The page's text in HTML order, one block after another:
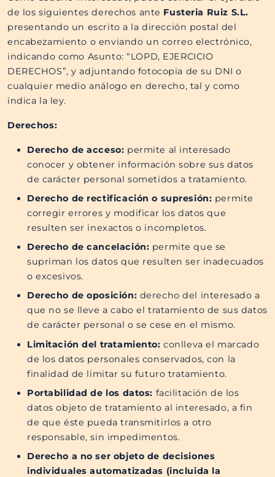
de los siguientes derechos ante Fusteria Ruiz S.L.​​
presentando un escrito a la dirección postal del
encabezamiento o enviando un correo electrónico,
indicando como Asunto: “LOPD, EJERCICIO
DERECHOS”, y adjuntando fotocopia de su DNI o
cualquier medio análogo en derecho, tal y como
indica la ley.
Derechos:
Derecho de acceso: permite al interesado
conocer y obtener información sobre sus datos
de carácter personal sometidos a tratamiento.
Derecho de rectificación o supresión: permite
corregir errores y modificar los datos que
resulten ser inexactos o incompletos.
Derecho de cancelación: permite que se
supriman los datos que resulten ser inadecuados
o excesivos.
Derecho de oposición: derecho del interesado a
que no se lleve a cabo el tratamiento de sus datos
de carácter personal o se cese en el mismo.
Limitación del tratamiento: conlleva el marcado
de los datos personales conservados, con la
finalidad de limitar su futuro tratamiento.
Portabilidad de los datos: facilitación de los
datos objeto de tratamiento al interesado, a fin
de que éste pueda transmitirlos a otro
responsable, sin impedimentos.
Derecho a no ser objeto de decisiones
individuales automatizadas (incluida la